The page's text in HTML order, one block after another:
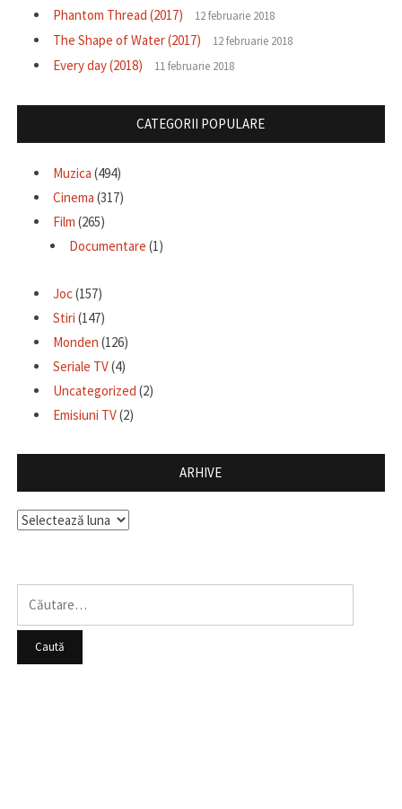
Phantom Thread (2017) 12 februarie 2018
The Shape of Water (2017) 12 februarie 2018
Every day (2018) 11 februarie 2018
CATEGORII POPULARE
Muzica (494)
Cinema (317)
Film (265)
Documentare (1)
Joc(157)
Stiri (147)
Monden (126)
Seriale TV(4)
Uncategorized (2)
Emisiuni TV(2)
ARHIVE
Arhive